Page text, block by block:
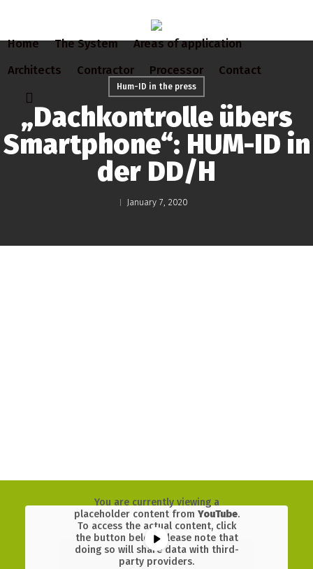
main
content
Home The System
Areas of application
Architects
Contractor Processor Contact
Hum-ID in the press
„Dachkontrolle übers
Smartphone“: HUM-ID in
der DD/H
January 7, 2020
You are currently viewing a
placeholder content from YouTube.
To access the actual content, click
the button below. Please note that
doing so will share data with third-
party providers.